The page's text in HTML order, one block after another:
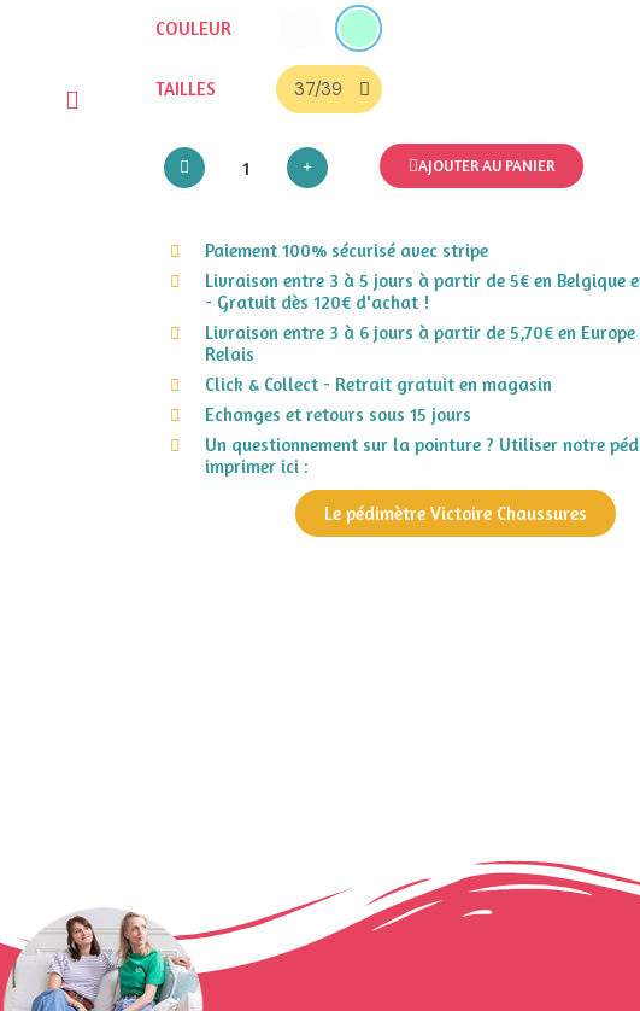
COULEUR
TAILLES
AJOUTER AU PANIER
Paiement 100% sécurisé avec stripe
Livraison entre 3 à 5 jours à partir de 5€ en Belgique
- Gratuit dès 120€ d'achat !
Livraison entre 3 à 6 jours à partir de 5,70€ en Europe
Relais
Click & Collect - Retrait gratuit en magasin
Echanges et retours sous 15 jours
Un questionnement sur la pointure ? Utiliser notre
imprimer ici :
Le pédimètre Victoire Chaussures